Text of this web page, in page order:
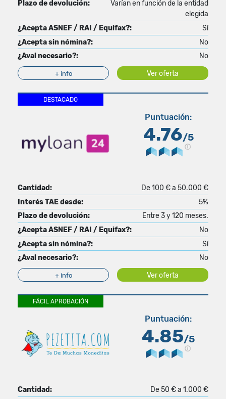
Plazo de devolución:
Varían en función de la entidad
elegida
¿Acepta ASNEF / RAI / Equifax?:
Sí
¿Acepta sin nómina?:
No
¿Aval necesario?:
No
+ info Ver oferta
DESTACADO
Puntuación:
4.76/5
Cantidad:
De 100 € a 50.000 €
Interés TAE desde:
5%
Plazo de devolución:
Entre 3 y 120 meses.
¿Acepta ASNEF / RAI / Equifax?:
No
¿Acepta sin nómina?:
Sí
¿Aval necesario?:
No
+ info Ver oferta
FÁCIL APROBACIÓN
Puntuación:
4.85/5
Cantidad:
De 50 € a 1.000 €